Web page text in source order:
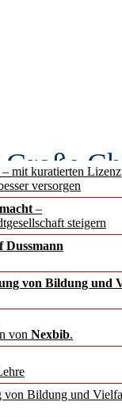
– mit kuratierten
versorgen
–
steigern
Dussmann
von Bildung und
von Nexbib.
von Bildung und
–